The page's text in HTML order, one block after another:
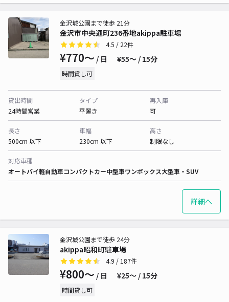
金沢市中央通町236番地akippa駐車場
金沢城公園まで徒歩 21分
4.5 / 22件
¥770〜 / 日 ¥55〜 / 15分
時間貸し可
貸出時間
24時間営業
タイプ
平置き
再入庫
可
長さ
500cm 以下
車幅
230cm 以下
高さ
制限なし
対応車種
オートバイ軽自動車コンパクトカー中型車ワンボックス大型車・SUV
詳細へ
akippa昭和町駐車場
金沢城公園まで徒歩 24分
4.9 / 187件
¥800〜 / 日 ¥25〜 / 15分
時間貸し可